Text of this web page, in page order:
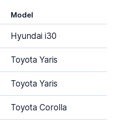
Model
Hyundai i30
Toyota Yaris
Toyota Yaris
Toyota Corolla